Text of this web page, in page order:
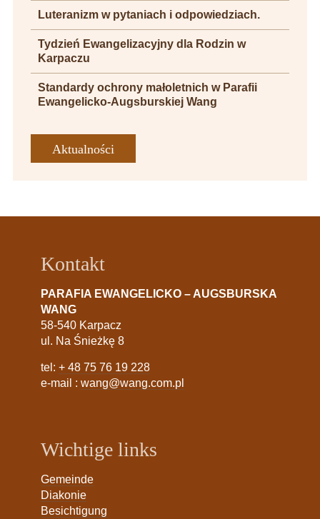
Luteranizm w pytaniach i odpowiedziach.
Tydzień Ewangelizacyjny dla Rodzin w
Karpaczu
Standardy ochrony małoletnich w Parafii
Ewangelicko-Augsburskiej Wang
Aktualności
Kontakt
PARAFIA EWANGELICKO – AUGSBURSKA
WANG
58-540 Karpacz
ul. Na Śnieżkę 8
tel: + 48 75 76 19 228
e-mail : wang@wang.com.pl
Wichtige links
Gemeinde
Diakonie
Besichtigung